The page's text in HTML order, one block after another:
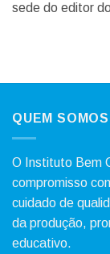
sede do editor
QUEM SOMOS
O Instituto Bem
compromisso
cuidado de
da produção,
educativo.